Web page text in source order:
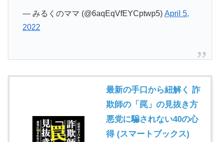
— みるくのママ (@6aqEqVfEYCptwp5) April 5,
2022
最新の手口から紐解く 詐
欺師の「罠」の見抜き方
悪党に騙されない40の心
得 (スマートブックス)